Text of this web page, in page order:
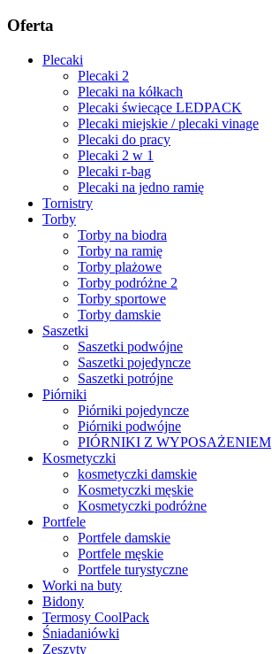
Oferta
Plecaki
Plecaki 2
Plecaki na kółkach
Plecaki świecące LEDPACK
Plecaki miejskie / plecaki vinage
Plecaki do pracy
Plecaki 2 w 1
Plecaki r-bag
Plecaki na jedno ramię
Tornistry
Torby
Torby na biodra
Torby na ramię
Torby plażowe
Torby podróżne 2
Torby sportowe
Torby damskie
Saszetki
Saszetki podwójne
Saszetki pojedyncze
Saszetki potrójne
Piórniki
Piórniki pojedyncze
Piórniki podwójne
PIÓRNIKI Z WYPOSAŻENIEM
Kosmetyczki
kosmetyczki damskie
Kosmetyczki męskie
Kosmetyczki podróżne
Portfele
Portfele damskie
Portfele męskie
Portfele turystyczne
Worki na buty
Bidony
Termosy CoolPack
Śniadaniówki
Zeszyty